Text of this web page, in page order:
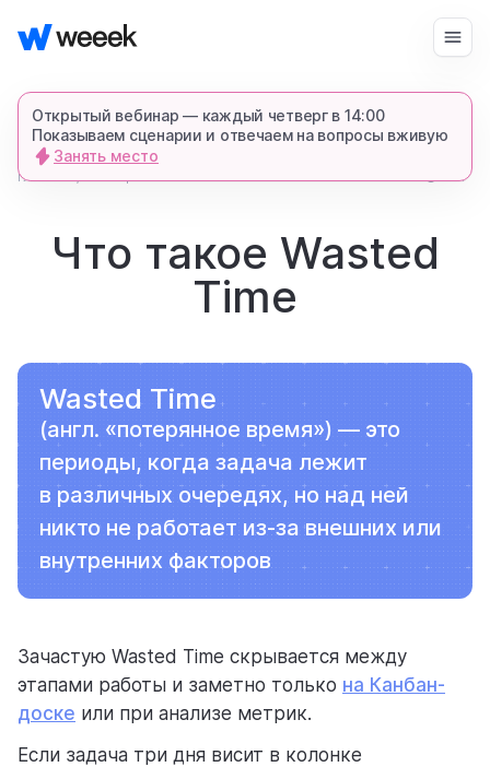
Открытый вебинар — каждый четверг в 14:00
Показываем сценарии и отвечаем на вопросы вживую
Занять место
возможности
для кого
ресурсы
блог
полезности и рассказы о приятном
запросить демонстрацию
Войти Начать бесплатно
главная глоссарий 970 4
Что такое Wasted
Time
Wasted Time
(англ. «потерянное время») — это
периоды, когда задача лежит
в различных очередях, но над ней
никто не работает из-за внешних или
внутренних факторов
Зачастую Wasted Time скрывается между
этапами работы и заметно только на Канбан-
доске или при анализе метрик.
Если задача три дня висит в колонке